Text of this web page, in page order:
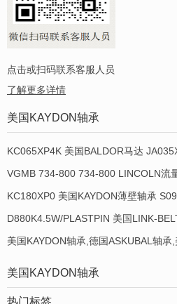
点击或扫码联系客服人员
了解更多详情
美国KAYDON轴承
KC065XP4K 美国BALDOR马达
KC180XP0 美国KAYDON薄壁轴承
D880K4.5W/PLASTPIN 美国LINK-
美国KAYDON轴承,德国ASKUBAL轴承
美国KAYDON轴承
热门标签